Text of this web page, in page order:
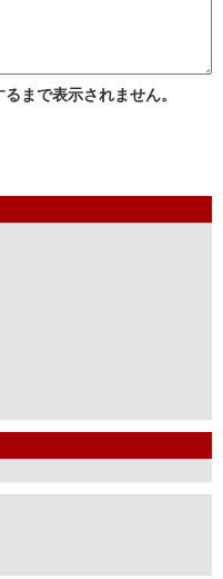
まで表示されません。